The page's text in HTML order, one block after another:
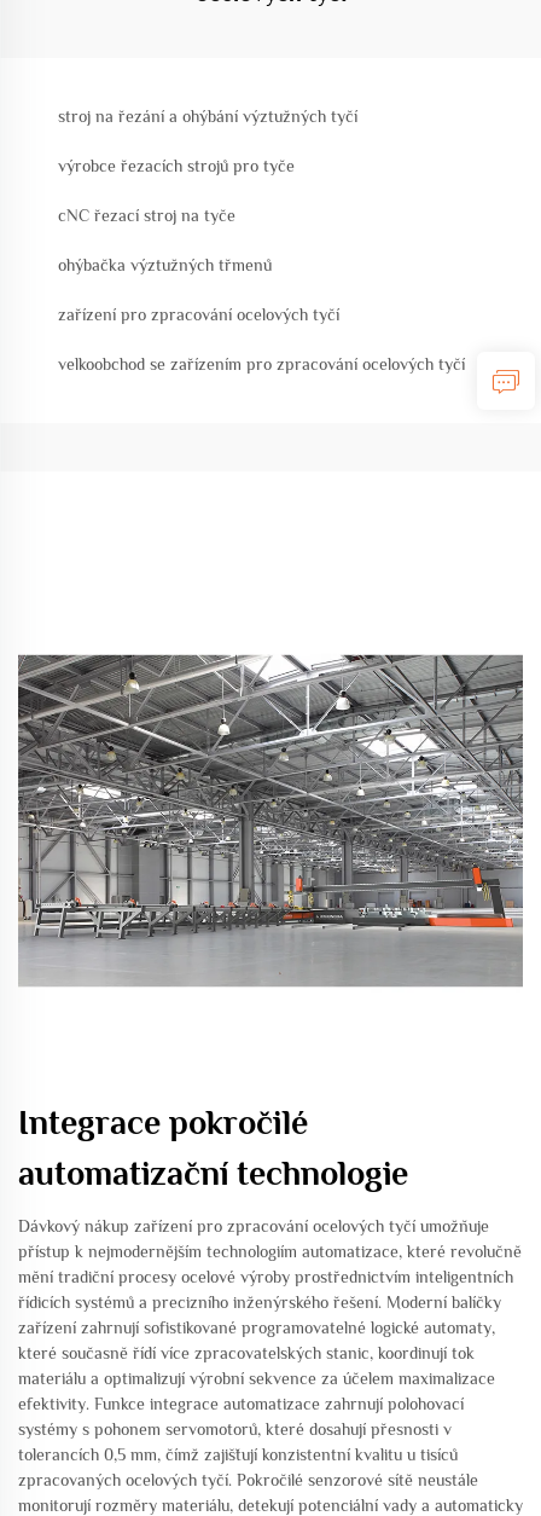
stroj na řezání a ohýbání výztužných tyčí
výrobce řezacích strojů pro tyče
cNC řezací stroj na tyče
ohýbačka výztužných třmenů
zařízení pro zpracování ocelových tyčí
velkoobchod se zařízením pro zpracování ocelových tyčí
Integrace pokročilé
automatizační technologie
Dávkový nákup zařízení pro zpracování ocelových tyčí umožňuje
přístup k nejmodernějším technologiím automatizace, které revolučně
mění tradiční procesy ocelové výroby prostřednictvím inteligentních
řídicích systémů a precizního inženýrského řešení. Moderní balíčky
zařízení zahrnují sofistikované programovatelné logické automaty,
které současně řídí více zpracovatelských stanic, koordinují tok
materiálu a optimalizují výrobní sekvence za účelem maximalizace
efektivity. Funkce integrace automatizace zahrnují polohovací
systémy s pohonem servomotorů, které dosahují přesnosti v
tolerancích 0,5 mm, čímž zajišťují konzistentní kvalitu u tisíců
zpracovaných ocelových tyčí. Pokročilé senzorové sítě neustále
monitorují rozměry materiálu, detekují potenciální vady a automaticky